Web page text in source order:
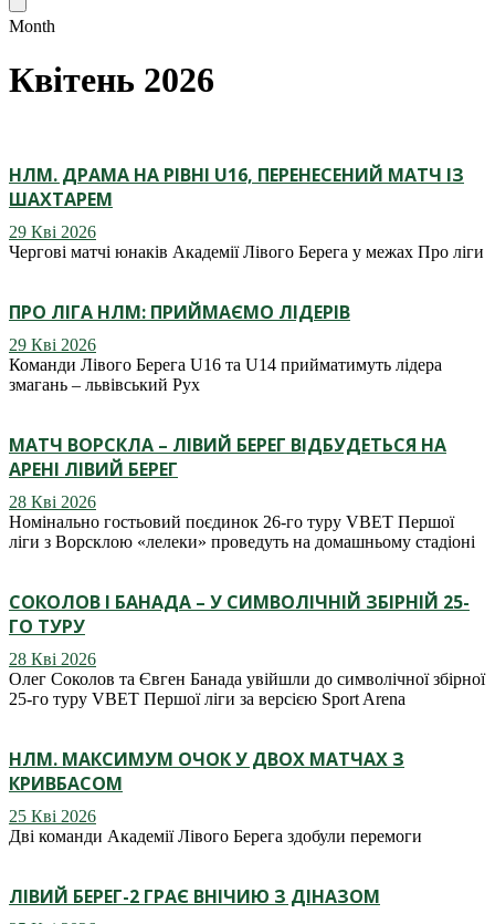
Month
Квітень 2026
НЛМ. ДРАМА НА РІВНІ U16, ПЕРЕНЕСЕНИЙ МАТЧ ІЗ
ШАХТАРЕМ
29 Кві 2026
Чергові матчі юнаків Академії Лівого Берега у межах Про ліги
ПРО ЛІГА НЛМ: ПРИЙМАЄМО ЛІДЕРІВ
29 Кві 2026
Команди Лівого Берега U16 та U14 прийматимуть лідера
змагань – львівський Рух
МАТЧ ВОРСКЛА – ЛІВИЙ БЕРЕГ ВІДБУДЕТЬСЯ НА
АРЕНІ ЛІВИЙ БЕРЕГ
28 Кві 2026
Номінально гостьовий поєдинок 26-го туру VBET Першої
ліги з Ворсклою «лелеки» проведуть на домашньому стадіоні
СОКОЛОВ І БАНАДА – У СИМВОЛІЧНІЙ ЗБІРНІЙ 25-
ГО ТУРУ
28 Кві 2026
Олег Соколов та Євген Банада увійшли до символічної збірної
25-го туру VBET Першої ліги за версією Sport Arena
НЛМ. МАКСИМУМ ОЧОК У ДВОХ МАТЧАХ З
КРИВБАСОМ
25 Кві 2026
Дві команди Академії Лівого Берега здобули перемоги
ЛІВИЙ БЕРЕГ-2 ГРАЄ ВНІЧИЮ З ДІНАЗОМ